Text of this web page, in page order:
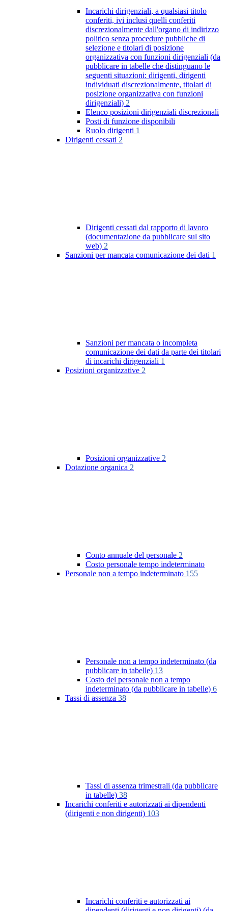
Incarichi dirigenziali, a qualsiasi titolo
conferiti, ivi inclusi quelli conferiti
discrezionalmente dall'organo di indirizzo
politico senza procedure pubbliche di
selezione e titolari di posizione
organizzativa con funzioni dirigenziali (da
pubblicare in tabelle che distinguano le
seguenti situazioni: dirigenti, dirigenti
individuati discrezionalmente, titolari di
posizione organizzativa con funzioni
dirigenziali) 2
Elenco posizioni dirigenziali discrezionali
Posti di funzione disponibili
Ruolo dirigenti 1
Dirigenti cessati 2
Dirigenti cessati dal rapporto di lavoro
(documentazione da pubblicare sul sito
web) 2
Sanzioni per mancata comunicazione dei dati 1
Sanzioni per mancata o incompleta
comunicazione dei dati da parte dei titolari
di incarichi dirigenziali 1
Posizioni organizzative 2
Posizioni organizzative 2
Dotazione organica 2
Conto annuale del personale 2
Costo personale tempo indeterminato
Personale non a tempo indeterminato 155
Personale non a tempo indeterminato (da
pubblicare in tabelle) 13
Costo del personale non a tempo
indeterminato (da pubblicare in tabelle) 6
Tassi di assenza 38
Tassi di assenza trimestrali (da pubblicare
in tabelle) 38
Incarichi conferiti e autorizzati ai dipendenti
(dirigenti e non dirigenti) 103
Incarichi conferiti e autorizzati ai